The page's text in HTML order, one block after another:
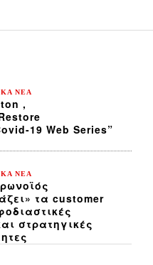
ΝΕΑ
,
19 Web Series”
ΝΕΑ
τα customer
στρατηγικές